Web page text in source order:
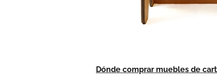
Dónde comprar muebles de